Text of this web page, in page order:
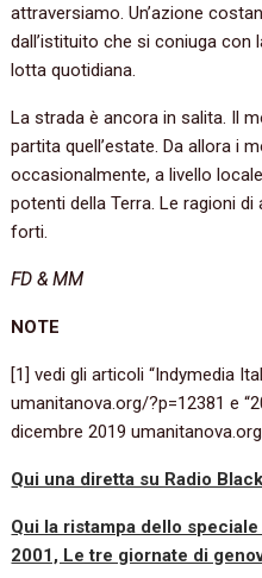
attraversiamo. Un’azione
dall’istituito che si coniuga con
lotta quotidiana.
La strada è ancora in salita. Il
partita quell’estate. Da allora i
occasionalmente, a livello
potenti della Terra. Le ragioni
forti.
FD & MM
NOTE
[1] vedi gli articoli “Indymedia
umanitanova.org/?p=12381 e
dicembre 2019
Qui una diretta su Radio
Qui la ristampa dello
2001, Le tre giornate di